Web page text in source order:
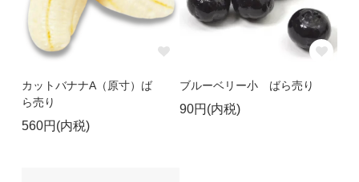
カットバナナA（原寸）ば
ら売り
560円(内税)
ブルーベリー小 ばら売り
90円(内税)